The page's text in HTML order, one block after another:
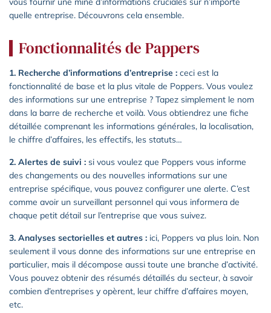
quelle entreprise. Découvrons cela ensemble.
Fonctionnalités de Pappers
1. Recherche d’informations d’entreprise : ceci est la
fonctionnalité de base et la plus vitale de Poppers. Vous voulez
des informations sur une entreprise ? Tapez simplement le nom
dans la barre de recherche et voilà. Vous obtiendrez une fiche
détaillée comprenant les informations générales, la localisation,
le chiffre d’affaires, les effectifs, les statuts…
2. Alertes de suivi : si vous voulez que Poppers vous informe
des changements ou des nouvelles informations sur une
entreprise spécifique, vous pouvez configurer une alerte. C’est
comme avoir un surveillant personnel qui vous informera de
chaque petit détail sur l’entreprise que vous suivez.
3. Analyses sectorielles et autres : ici, Poppers va plus loin. Non
seulement il vous donne des informations sur une entreprise en
particulier, mais il décompose aussi toute une branche d’activité.
Vous pouvez obtenir des résumés détaillés du secteur, à savoir
combien d’entreprises y opèrent, leur chiffre d’affaires moyen,
etc.